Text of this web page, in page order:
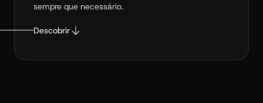
sempre que necessário.
Descobrir